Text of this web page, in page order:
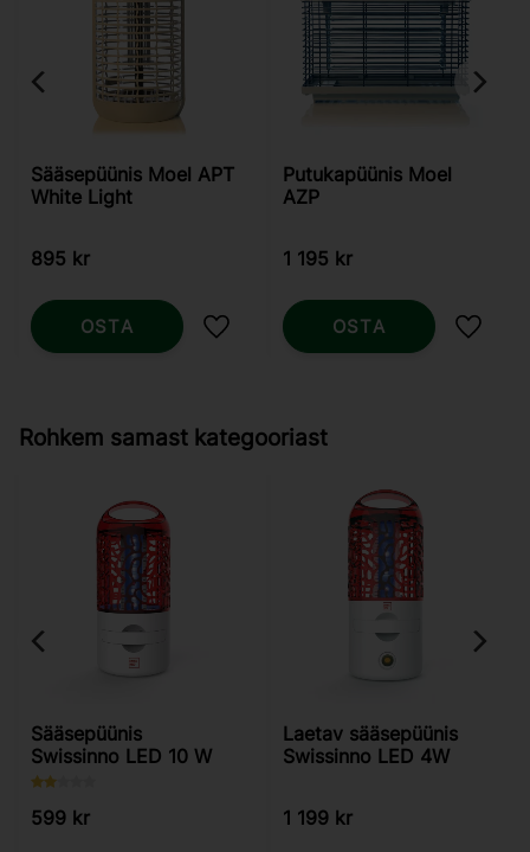
Sääsepüünis Moel APT
White Light
895 kr
Lisa lemmikutesse
OSTA
Putukapüünis Moel
AZP
1 195 kr
Lisa
OSTA
Rohkem samast kategooriast
Sääsepüünis
Swissinno LED 10 W
599kr
Laetav sääsepüünis
Swissinno LED 4W
1 199kr